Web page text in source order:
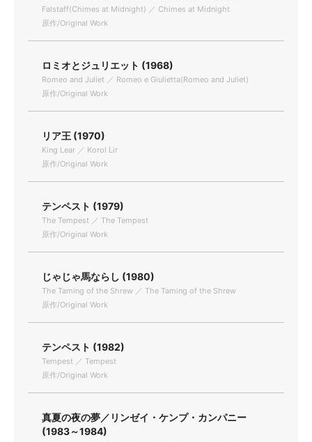
Falstaff(Chimes at Midnight) ／ Chimes at Midnight
原作/Original Work
ロミオとジュリエット (1968)
Romeo and Juliet ／ Romeo e Giulietta(Romeo and Juliet)
原作/Original Work
リア王 (1970)
King Lear ／ Korol Lir
原作/Original Work
テンペスト (1979)
The Tempest ／ The Tempest
原作/Original Work
じゃじゃ馬ならし (1980)
The Taming of the Shrew ／ The Taming of the Shrew
原作/Original Work
テンペスト (1982)
Tempest ／ Tempest
原作/Original Work
真夏の夜の夢／リンゼイ・ケンプ・カンパニー
(1983～1984)